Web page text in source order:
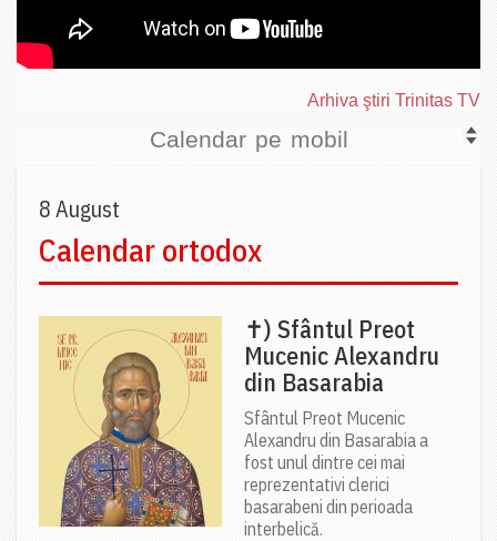
Arhiva ştiri Trinitas TV
Calendar pe mobil
8 August
Calendar ortodox
✝) Sfântul Preot
Mucenic Alexandru
din Basarabia
Sfântul Preot Mucenic
Alexandru din Basarabia a
fost unul dintre cei mai
reprezentativi clerici
basarabeni din perioada
interbelică.